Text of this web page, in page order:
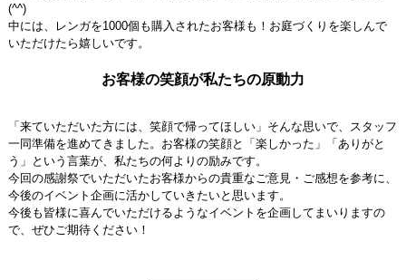
(^^)
中には、レンガを1000個も購入されたお客様も！お庭づくりを楽しんで
いただけたら嬉しいです。
お客様の笑顔が私たちの原動力
「来ていただいた方には、笑顔で帰ってほしい」そんな思いで、スタッフ
一同準備を進めてきました。お客様の笑顔と「楽しかった」「ありがと
う」という言葉が、私たちの何よりの励みです。
今回の感謝祭でいただいたお客様からの貴重なご意見・ご感想を参考に、
今後のイベント企画に活かしていきたいと思います。
今後も皆様に喜んでいただけるようなイベントを企画してまいりますの
で、ぜひご期待ください！